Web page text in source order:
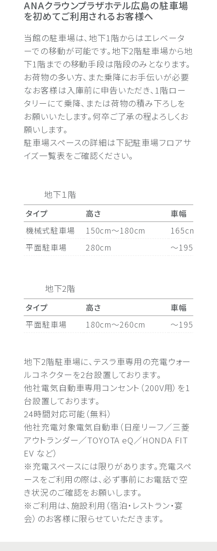
ANAクラウンプラザホテル広島の駐車場
を初めてご利用されるお客様へ
当館の駐車場は、地下1階からはエレベータ
ーでの移動が可能です。地下2階駐車場から地
下1階までの移動手段は階段のみとなります。
お荷物の多い方、また乗降にお手伝いが必要
なお客様は入庫前に申告いただき、1階ロー
タリーにて乗降、または荷物の積み下ろしを
お願いいたします。何卒ご了承の程よろしくお
願いします。
駐車場スペースの詳細は下記駐車場フロアサ
イズ一覧表をご確認ください。
地下１階
タイプ
機械式駐車場
平面駐車場
高さ
150cm〜180cm
280cm
車幅
165cm〜
〜195cm
地下2階
タイプ
平面駐車場
高さ
180cm〜260cm
車幅
〜195cm
地下2階駐車場に、テスラ車専用の充電ウォー
ルコネクターを2台設置しております。
他社電気自動車専用コンセント（200V用）を1
台設置しております。
24時間対応可能（無料）
他社充電対象電気自動車（日産リーフ／三菱
アウトランダー／TOYOTA eQ／HONDA FIT
EV など）
※充電スペースには限りがあります。充電スペ
ースをご利用の際は、必ず事前にお電話で空
き状況のご確認をお願いします。
※ご利用は、施設利用（宿泊・レストラン・宴
会）のお客様に限らせていただきます。